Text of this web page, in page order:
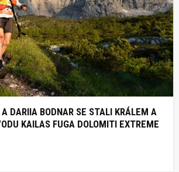
DARIIA BODNAR SE STALI KRÁLEM A
KAILAS FUGA DOLOMITI EXTREME